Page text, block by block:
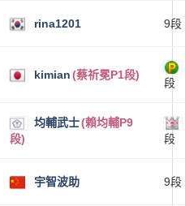
rina1201 9段
kimian(蔡祈冕P1段)
段
均輔武士(賴均輔P9
段)
段
宇智波助 9段